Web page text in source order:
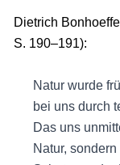
Dietrich
S. 190–191):
Natur wurde
bei uns durch
Das uns
Natur,